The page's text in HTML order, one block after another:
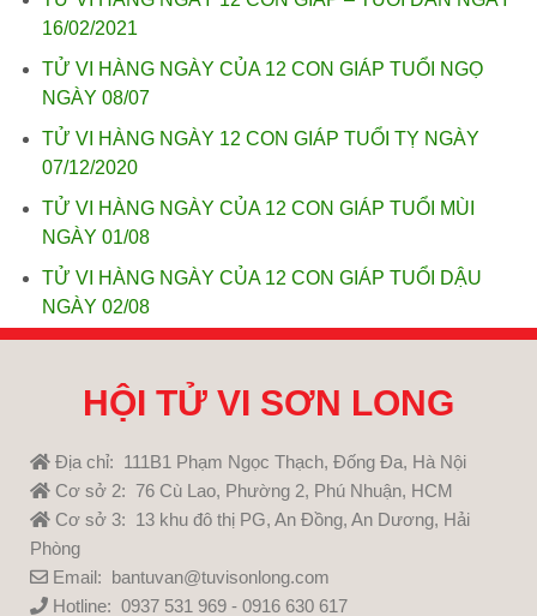
16/02/2021
TỬ VI HÀNG NGÀY CỦA 12 CON GIÁP TUỔI NGỌ
NGÀY 08/07
TỬ VI HÀNG NGÀY 12 CON GIÁP TUỔI TỴ NGÀY
07/12/2020
TỬ VI HÀNG NGÀY CỦA 12 CON GIÁP TUỔI MÙI
NGÀY 01/08
TỬ VI HÀNG NGÀY CỦA 12 CON GIÁP TUỔI DẬU
NGÀY 02/08
HỘI TỬ VI SƠN LONG
Địa chỉ: 111B1 Phạm Ngọc Thạch, Đống Đa, Hà Nội
Cơ sở 2: 76 Cù Lao, Phường 2, Phú Nhuận, HCM
Cơ sở 3: 13 khu đô thị PG, An Đồng, An Dương, Hải
Phòng
Email: bantuvan@tuvisonlong.com
Hotline: 0937 531 969 - 0916 630 617